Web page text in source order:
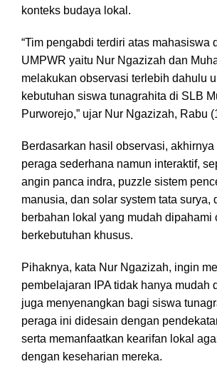
konteks budaya lokal.
“Tim pengabdi terdiri atas mahasiswa
UMPWR yaitu Nur Ngazizah dan
melakukan observasi terlebih dahulu
kebutuhan siswa tunagrahita di SLB
Purworejo,” ujar Nur Ngazizah, Rabu
Berdasarkan hasil observasi,
peraga sederhana namun interaktif,
angin panca indra, puzzle sistem
manusia, dan solar system tata surya,
berbahan lokal yang mudah dipahami
berkebutuhan khusus.
Pihaknya, kata Nur Ngazizah, ingin
pembelajaran IPA tidak hanya mudah
juga menyenangkan bagi siswa
peraga ini didesain dengan
serta memanfaatkan kearifan lokal
dengan keseharian mereka.